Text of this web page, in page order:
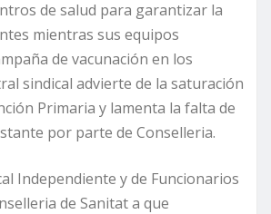
de salud para garantizar la
mientras sus equipos
de vacunación en los
sindical advierte de la saturación
Primaria y lamenta la falta de
por parte de Conselleria.
Independiente y de Funcionarios
de Sanitat a que